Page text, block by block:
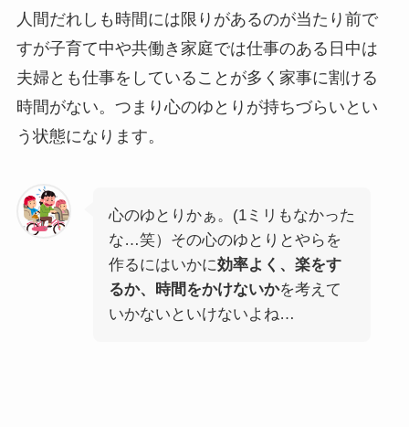
人間だれしも時間には限りがあるのが当たり前で
すが子育て中や共働き家庭では仕事のある日中は
夫婦とも仕事をしていることが多く家事に割ける
時間がない。つまり心のゆとりが持ちづらいとい
う状態になります。
心のゆとりかぁ。(1ミリもなかった
な…笑）その心のゆとりとやらを
作るにはいかに効率よく、楽をす
るか、時間をかけないかを考えて
いかないといけないよね…